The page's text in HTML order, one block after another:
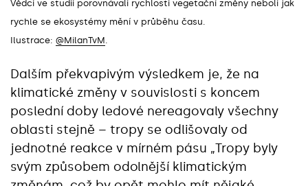
Vědci ve studii porovnávali rychlosti vegetační změny neboli jak
rychle se ekosystémy mění v průběhu času.
Ilustrace: @MilanTvM.
Dalším překvapivým výsledkem je, že na
klimatické změny v souvislosti s koncem
poslední doby ledové nereagovaly všechny
oblasti stejně – tropy se odlišovaly od
jednotné reakce v mírném pásu „Tropy byly
svým způsobem odolnější klimatickým